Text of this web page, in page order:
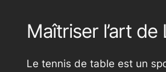
Maîtriser l’art de
Le tennis de table est un